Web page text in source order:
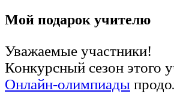
Мой подарок учителю
Уважаемые участники!
Конкурсный сезон этого
Онлайн-олимпиады